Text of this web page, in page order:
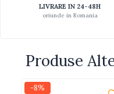
Vehicule de constructii
LIVRARE IN 24-48H
oriunde in Romania
Produse
-8%